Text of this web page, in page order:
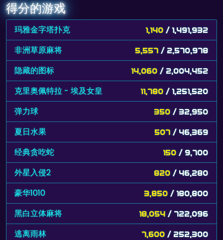
得分的游戏
玛雅金字塔扑克 1,140 / 1,491,932
非洲草原麻将 5,557 / 2,570,978
隐藏的图标 14,060 / 2,004,452
克里奥佩特拉 - 埃及女皇 11,780 / 1,251,520
弹力球 350 / 32,950
夏日水果 507 / 46,369
经典贪吃蛇 150 / 9,700
外星入侵2 820 / 46,280
豪华1010 3,850 / 180,800
黑白立体麻将 18,054 / 722,096
逃离雨林 7,600 / 252,300